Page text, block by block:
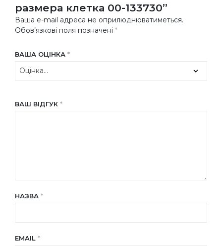
размера клетка 00-133730”
Ваша e-mail адреса не оприлюднюватиметься.
Обов’язкові поля позначені *
ВАША ОЦІНКА *
ВАШ ВІДГУК *
НАЗВА *
EMAIL *